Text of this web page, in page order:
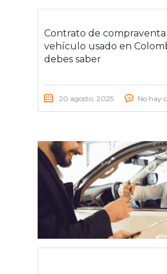
Contrato de
vehículo usado en
debes saber
20 agosto, 2025 No hay